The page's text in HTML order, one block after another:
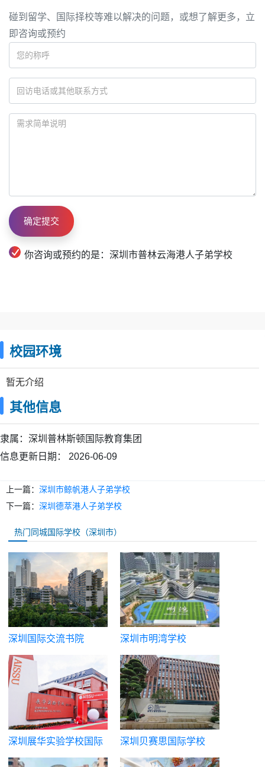
碰到留学、国际择校等难以解决的问题，或想了解更多，立
即咨询或预约
你咨询或预约的是：深圳市普林云海港人子弟学校
校园环境
暂无介绍
其他信息
隶属： 深圳普林斯顿国际教育集团
信息更新日期：
2026-06-09
上一篇： 深圳市鲸帆港人子弟学校
下一篇： 深圳德萃港人子弟学校
热门同城国际学校（深圳市）
深圳国际交流书院 深圳市明湾学校
深圳展华实验学校国际
部
深圳贝赛思国际学校
（蛇贝）